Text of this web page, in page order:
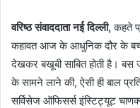
वरिष्ठ संवाददाता नई दिल्ली,कहते
कहावत आज के आधुनिक दौर के
देखकर बखूबी साबित होती है।
के सामने लाने की, ऐसी ही बाल
सर्विसेज ऑफिसर्स इंस्टिट्यूट